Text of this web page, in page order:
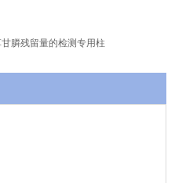
膦残留量的检测专用柱